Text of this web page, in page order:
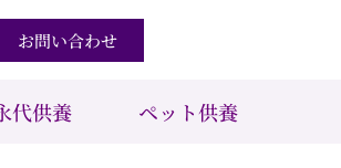
お問い合わせ
代供養 ペット供養